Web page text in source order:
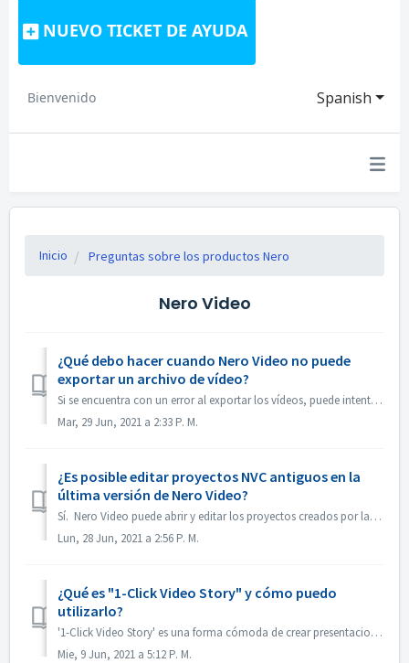
NUEVO TICKET DE AYUDA
Spanish
Bienvenido
Inicio Preguntas sobre los productos Nero
Nero Video
¿Qué debo hacer cuando Nero Video no puede
exportar un archivo de vídeo?
Si se encuentra con un error al exportar los vídeos, puede intentar lo siguiente: 1. Por favor, vaya a C:\NUsuarios[Usuario actual]\NAppData\Roaming\NNero[V...
Mar, 29 Jun, 2021 a 2:33 P. M.
¿Es posible editar proyectos NVC antiguos en la
última versión de Nero Video?
Sí. Nero Video puede abrir y editar los proyectos creados por las versiones antiguas de Nero Video. Pero, el antiguo Nero Video no puede abrir los proye...
Lun, 28 Jun, 2021 a 2:56 P. M.
¿Qué es "1-Click Video Story" y cómo puedo
utilizarlo?
'1-Click Video Story' es una forma cómoda de crear presentaciones de diapositivas y películas profesionales con solo arrastrar y soltar, y con un so...
Mie, 9 Jun, 2021 a 5:12 P. M.